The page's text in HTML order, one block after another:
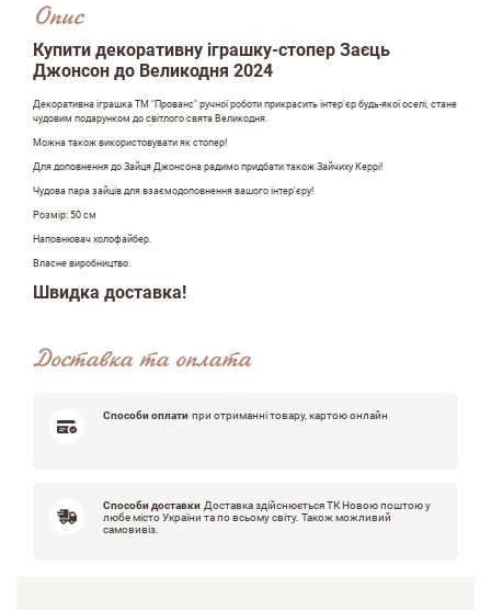
Опис
Купити декоративну іграшку-стопер Заєць
Джонсон до Великодня 2024
Декоративна іграшка ТМ "Прованс" ручної роботи прикрасить інтер'єр будь-якої оселі, стане
чудовим подарунком до світлого свята Великодня.
Можна також використовувати як стопер!
Для доповнення до Зайця Джонсона радимо придбати також Зайчиху Керрі!
Чудова пара зайців для взаємодоповнення вашого інтер'єру!
Розмір: 50 см
Наповнювач холофайбер.
Власне виробництво.
Швидка доставка!
Доставка та оплата
Способи оплати при отриманні товару, картою онлайн
Способи доставки Доставка здійснюється ТК Новою поштою у
любе місто України та по всьому світу. Також можливий
самовивіз.
Залишити вiдгук про магазин
ПІБ
email
Коментар